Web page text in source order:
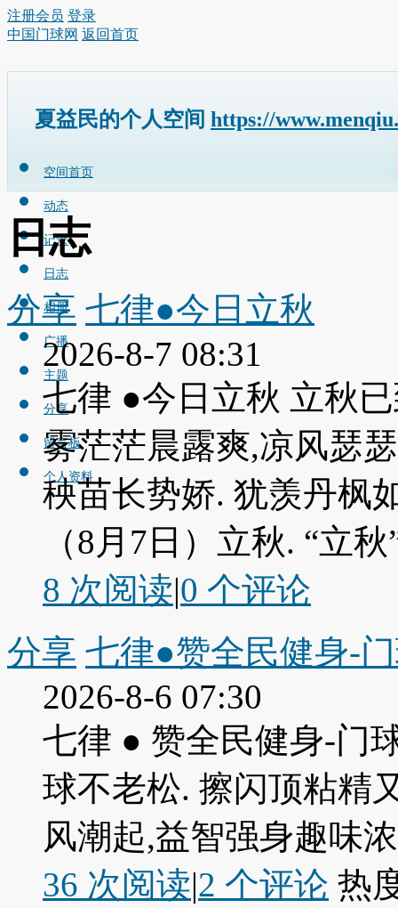
注册会员 登录
中国门球网 返回首页
夏益民的个人空间 https://
空间首页
动态
记录
日志
相册
广播
主题
分享
留言板
个人资料
日志
分享 七律●今日立秋
2026-8-7 08:31
七律 ●今日立秋 立秋
雾茫茫晨露爽,凉风瑟
秧苗长势娇. 犹羡丹枫
（8月7日）立秋. “立秋
8 次阅读|0 个评论
分享 七律●赞全民健身-
2026-8-6 07:30
七律 ● 赞全民健身-门
球不老松. 擦闪顶粘精
风潮起,益智强身趣味
36 次阅读|2 个评论 热